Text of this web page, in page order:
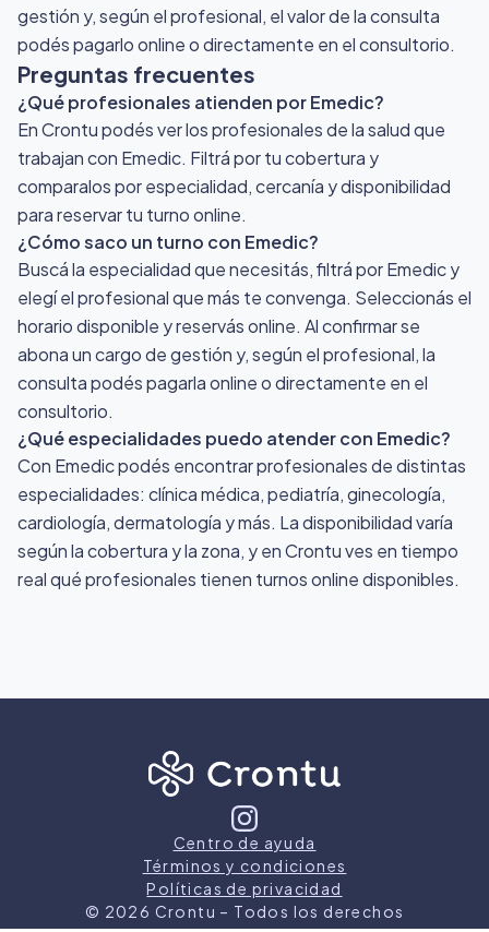
gestión y, según el profesional, el valor de la consulta
podés pagarlo online o directamente en el consultorio.
Preguntas frecuentes
¿Qué profesionales atienden por Emedic?
En Crontu podés ver los profesionales de la salud que
trabajan con Emedic. Filtrá por tu cobertura y
comparalos por especialidad, cercanía y disponibilidad
para reservar tu turno online.
¿Cómo saco un turno con Emedic?
Buscá la especialidad que necesitás, filtrá por Emedic y
elegí el profesional que más te convenga. Seleccionás el
horario disponible y reservás online. Al confirmar se
abona un cargo de gestión y, según el profesional, la
consulta podés pagarla online o directamente en el
consultorio.
¿Qué especialidades puedo atender con Emedic?
Con Emedic podés encontrar profesionales de distintas
especialidades: clínica médica, pediatría, ginecología,
cardiología, dermatología y más. La disponibilidad varía
según la cobertura y la zona, y en Crontu ves en tiempo
real qué profesionales tienen turnos online disponibles.
Centro de ayuda
Términos y condiciones
Políticas de privacidad
© 2026 Crontu – Todos los derechos